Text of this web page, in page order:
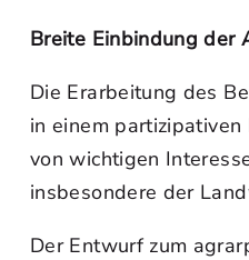
Breite Einbindung der
Die Erarbeitung des
in einem partizipativen
von wichtigen
insbesondere der
Der Entwurf zum